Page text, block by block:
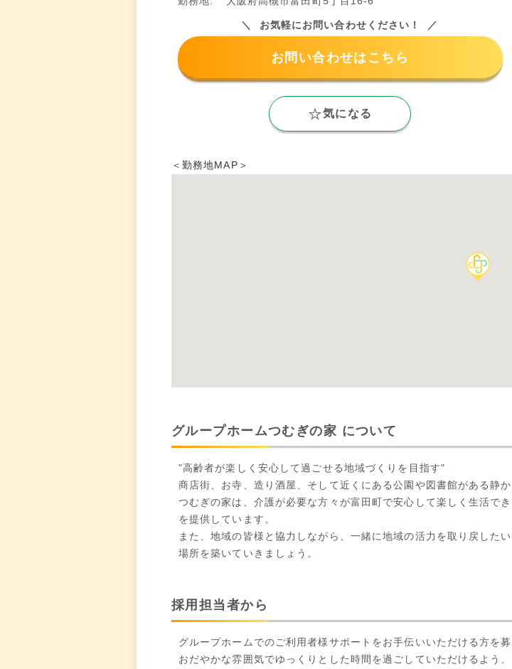
お気軽にお問い合わせください！
お問い合わせはこちら
気になる
＜勤務地MAP＞
グループホームつむぎの家 について
"高齢者が楽しく安心して過ごせる地域づくりを目指す"
商店街、お寺、造り酒屋、そして近くにある公園や図書館がある静
つむぎの家は、介護が必要な方々が富田町で安心して楽しく生活で
を提供しています。
また、地域の皆様と協力しながら、一緒に地域の活力を取り戻した
場所を築いていきましょう。
採用担当者から
グループホームでのご利用者様サポートをお手伝いいただける方を募
おだやかな雰囲気でゆっくりとした時間を過ごしていただけるよう